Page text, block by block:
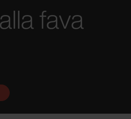
fava